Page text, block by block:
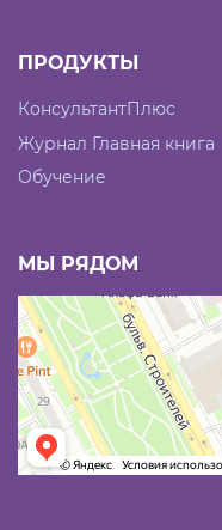
ПРОДУКТЫ
КонсультантПлюс
Журнал Главная книга
Обучение
МЫ РЯДОМ